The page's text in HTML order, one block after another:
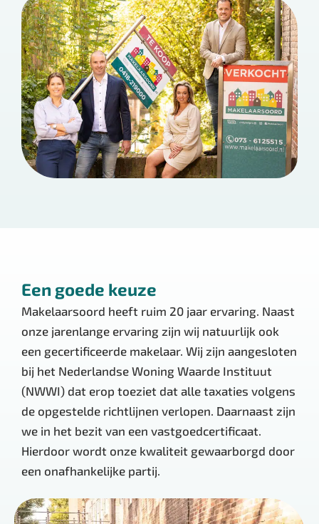
Een goede keuze
Makelaarsoord heeft ruim 20 jaar ervaring. Naast
onze jarenlange ervaring zijn wij natuurlijk ook
een gecertificeerde makelaar. Wij zijn aangesloten
bij het Nederlandse Woning Waarde Instituut
(NWWI) dat erop toeziet dat alle taxaties volgens
de opgestelde richtlijnen verlopen. Daarnaast zijn
we in het bezit van een vastgoedcertificaat.
Hierdoor wordt onze kwaliteit gewaarborgd door
een onafhankelijke partij.